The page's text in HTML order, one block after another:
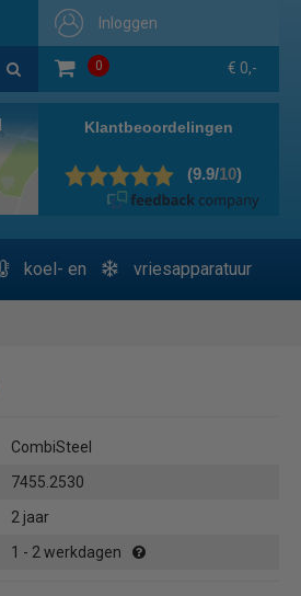
Inloggen
0 € 0,-
koel- en vriesapparatuur
CombiSteel
7455.2530
2 jaar
1 - 2 werkdagen